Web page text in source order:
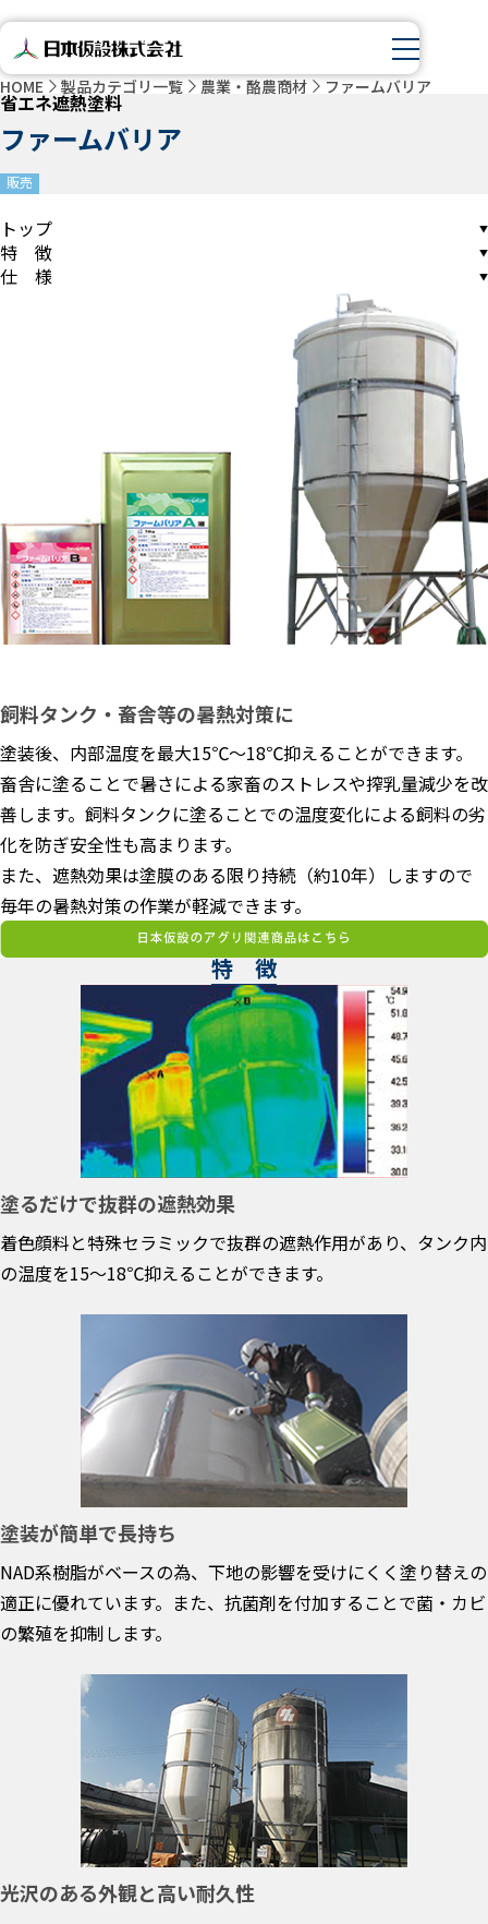
HOME 製品カテゴリ一覧 農業・酪農商材 ファームバリア
省エネ遮熱塗料
ファームバリア
販売
トップ
特 徴
仕 様
飼料タンク・畜舎等の暑熱対策に
塗装後、内部温度を最大15℃～18℃抑えることができます。
畜舎に塗ることで暑さによる家畜のストレスや搾乳量減少を改
善します。飼料タンクに塗ることでの温度変化による飼料の劣
化を防ぎ安全性も高まります。
また、遮熱効果は塗膜のある限り持続（約10年）しますので
毎年の暑熱対策の作業が軽減できます。
特 徴
塗るだけで抜群の遮熱効果
着色顔料と特殊セラミックで抜群の遮熱作用があり、タンク内
の温度を15～18℃抑えることができます。
塗装が簡単で長持ち
NAD系樹脂がベースの為、下地の影響を受けにくく塗り替えの
適正に優れています。また、抗菌剤を付加することで菌・カビ
の繁殖を抑制します。
光沢のある外観と高い耐久性